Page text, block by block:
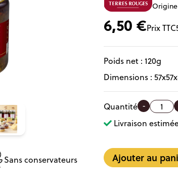
Sans conservateurs
6,50€Prix TTC
Poids net :120g
Dimensions :57x57x
Quantité -
Livraison